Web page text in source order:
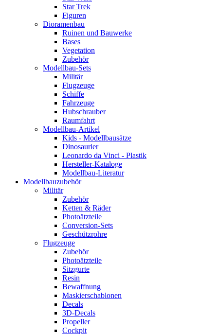
Star Trek
Figuren
Dioramenbau
Ruinen und Bauwerke
Bases
Vegetation
Zubehör
Modellbau-Sets
Militär
Flugzeuge
Schiffe
Fahrzeuge
Hubschrauber
Raumfahrt
Modellbau-Artikel
Kids - Modellbausätze
Dinosaurier
Leonardo da Vinci - Plastik
Hersteller-Kataloge
Modellbau-Literatur
Modellbauzubehör
Militär
Zubehör
Ketten & Räder
Photoätzteile
Conversion-Sets
Geschützrohre
Flugzeuge
Zubehör
Photoätzteile
Sitzgurte
Resin
Bewaffnung
Maskierschablonen
Decals
3D-Decals
Propeller
Cockpit